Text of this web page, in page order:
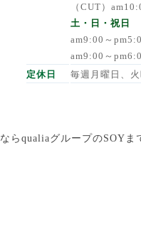
（CUT）
土・日・祝日
am9:00～
am9:00～
定休日
毎週月曜日、
らqualiaグループのSOY